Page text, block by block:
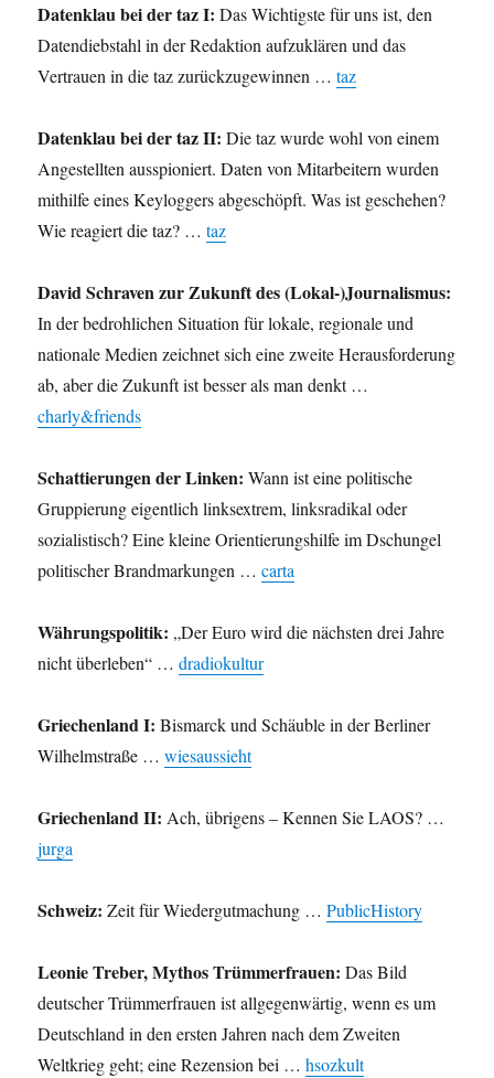
Datenklau bei der taz I: Das Wichtigste für uns ist, den
Datendiebstahl in der Redaktion aufzuklären und das
Vertrauen in die taz zurückzugewinnen …taz
Datenklau bei der taz II: Die taz wurde wohl von einem
Angestellten ausspioniert. Daten von Mitarbeitern wurden
mithilfe eines Keyloggers abgeschöpft. Was ist geschehen?
Wie reagiert die taz? …taz
David Schraven zur Zukunft des (Lokal-)Journalismus:
In der bedrohlichen Situation für lokale, regionale und
nationale Medien zeichnet sich eine zweite Herausforderung
ab, aber die Zukunft ist besser als man denkt …
charly&friends
Schattierungen der Linken: Wann ist eine politische
Gruppierung eigentlich linksextrem, linksradikal oder
sozialistisch? Eine kleine Orientierungshilfe im Dschungel
politischer Brandmarkungen …carta
Währungspolitik: „Der Euro wird die nächsten drei Jahre
nicht überleben“ …dradiokultur
Griechenland I: Bismarck und Schäuble in der Berliner
Wilhelmstraße …wiesaussieht
Griechenland II: Ach, übrigens – Kennen Sie LAOS? …
jurga
Schweiz: Zeit für Wiedergutmachung …PublicHistory
Leonie Treber, Mythos Trümmerfrauen: Das Bild
deutscher Trümmerfrauen ist allgegenwärtig, wenn es um
Deutschland in den ersten Jahren nach dem Zweiten
Weltkrieg geht; eine Rezension bei …hsozkult